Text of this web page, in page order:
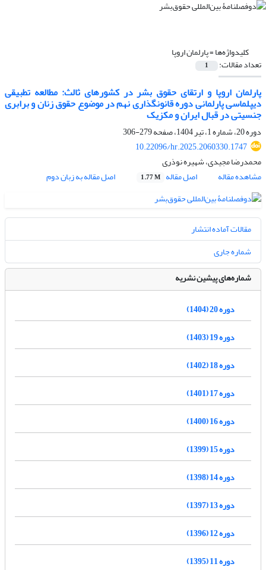
کلیدواژه‌ها =پارلمان اروپا
تعداد مقالات: 1
پارلمان اروپا و ارتقای حقوق بشر در کشورهای ثالث: مطالعه تطبیقی
دیپلماسی پارلمانی دوره قانونگذاری نهم در موضوع حقوق زنان و برابری
جنسیتی در قبال ایران و مکزیک
دوره 20، شماره 1، تیر 1404، صفحه
279-306
10.22096/hr.2025.2060330.1747
محمدرضا مجیدی، شهیره نوذری
مشاهده مقاله
اصل مقاله 1.77 M اصل مقاله به زبان دوم
مقالات آماده انتشار
شماره جاری
شماره‌های پیشین نشریه
دوره 20 (1404)
دوره 19 (1403)
دوره 18 (1402)
دوره 17 (1401)
دوره 16 (1400)
دوره 15 (1399)
دوره 14 (1398)
دوره 13 (1397)
دوره 12 (1396)
دوره 11 (1395)